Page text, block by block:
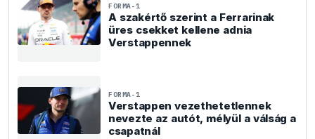
FORMA-1
A szakértő szerint a Ferrarinak
üres csekket kellene adnia
Verstappennek
FORMA-1
Verstappen vezethetetlennek
nevezte az autót, mélyül a válság a
csapatnál